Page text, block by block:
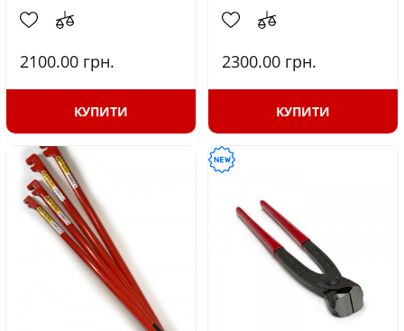
2100.00 грн.
КУПИТИ
2300.00 грн.
КУПИТИ